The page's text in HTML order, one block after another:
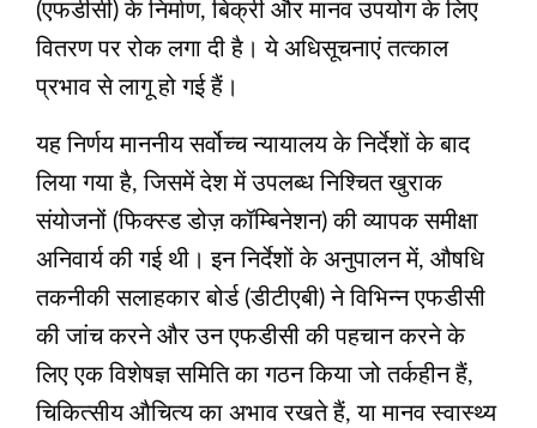
(एफडीसी) के निर्माण, बिक्री और मानव उपयोग के लिए
वितरण पर रोक लगा दी है। ये अधिसूचनाएं तत्काल
प्रभाव से लागू हो गई हैं।
यह निर्णय माननीय सर्वोच्च न्यायालय के निर्देशों के बाद
लिया गया है, जिसमें देश में उपलब्ध निश्चित खुराक
संयोजनों (फिक्स्ड डोज़ कॉम्बिनेशन) की व्यापक समीक्षा
अनिवार्य की गई थी। इन निर्देशों के अनुपालन में, औषधि
तकनीकी सलाहकार बोर्ड (डीटीएबी) ने विभिन्न एफडीसी
की जांच करने और उन एफडीसी की पहचान करने के
लिए एक विशेषज्ञ समिति का गठन किया जो तर्कहीन हैं,
चिकित्सीय औचित्य का अभाव रखते हैं, या मानव स्वास्थ्य